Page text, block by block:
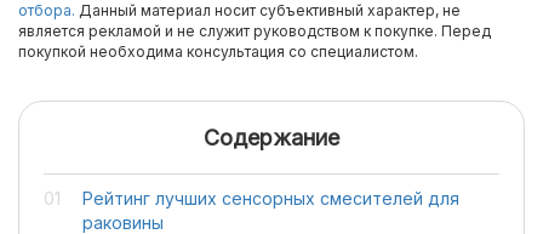
отбора. Данный материал носит субъективный характер, не
является рекламой и не служит руководством к покупке. Перед
покупкой необходима консультация со специалистом.
Содержание
Рейтинг лучших сенсорных смесителей для
раковины